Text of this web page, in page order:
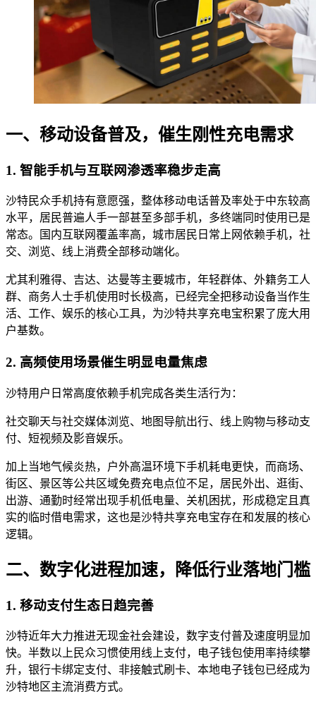
一、移动设备普及，催生刚性充电需求
1. 智能手机与互联网渗透率稳步走高
沙特民众手机持有意愿强，整体移动电话普及率处于中东较高
水平，居民普遍人手一部甚至多部手机，多终端同时使用已是
常态。国内互联网覆盖率高，城市居民日常上网依赖手机，社
交、浏览、线上消费全部移动端化。
尤其利雅得、吉达、达曼等主要城市，年轻群体、外籍务工人
群、商务人士手机使用时长极高，已经完全把移动设备当作生
活、工作、娱乐的核心工具，为沙特共享充电宝积累了庞大用
户基数。
2. 高频使用场景催生明显电量焦虑
沙特用户日常高度依赖手机完成各类生活行为：
社交聊天与社交媒体浏览、地图导航出行、线上购物与移动支
付、短视频及影音娱乐。
加上当地气候炎热，户外高温环境下手机耗电更快，而商场、
街区、景区等公共区域免费充电点位不足，居民外出、逛街、
出游、通勤时经常出现手机低电量、关机困扰，形成稳定且真
实的临时借电需求，这也是沙特共享充电宝存在和发展的核心
逻辑。
二、数字化进程加速，降低行业落地门槛
1. 移动支付生态日趋完善
沙特近年大力推进无现金社会建设，数字支付普及速度明显加
快。半数以上民众习惯使用线上支付，电子钱包使用率持续攀
升，银行卡绑定支付、非接触式刷卡、本地电子钱包已经成为
沙特地区主流消费方式。